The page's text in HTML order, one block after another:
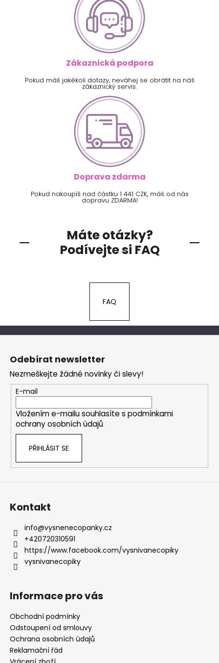
Zákaznická podpora
Pokud máš jakékoli dotazy, neváhej se obrátit na náš
zákaznický servis.
Doprava zdarma
Pokud nakoupíš nad částku 1 441 CZK, máš od nás
dopravu ZDARMA!
Máte otázky?
Podívejte si FAQ
FAQ
Z
Odebírat newsletter
Nezmeškejte žádné novinky či slevy!
E-mail
Vložením e-mailu souhlasíte s podmínkami
ochrany osobních údajů
PŘIHLÁSIT SE
Kontakt
info@vysnenecopanky.cz
+420720310591
https://www.facebook.com/vysnivanecopiky
vysnivanecopiky
Informace pro vás
Obchodní podmínky
Odstoupení od smlouvy
Ochrana osobních údajů
Reklamační řád